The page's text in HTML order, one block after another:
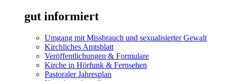
gut informiert
Umgang mit Missbrauch und sexualisierter Gewalt
Kirchliches Amtsblatt
Veröffentlichungen & Formulare
Kirche in Hörfunk & Fernsehen
Pastoraler Jahresplan